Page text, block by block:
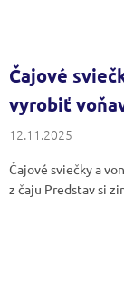
Čajové
vyrobiť
12.11.2025
Čajové sviečky a
z čaju Predstav si